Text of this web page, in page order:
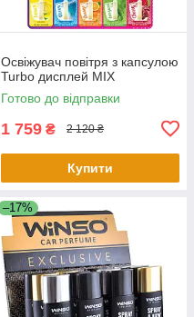
Освіжувач повітря з капсулою
Turbo дисплей MIX
Готово до відправки
1 759 ₴ 2 120 ₴
Купити
–17%